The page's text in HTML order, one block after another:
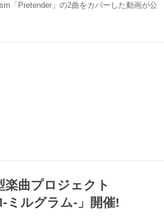
「Pretender」の2曲をカバーした動画が公
楽曲プロジェクト
ミルグラム-」開催!